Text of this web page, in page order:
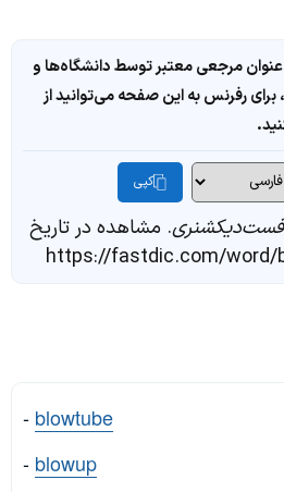
مرجعی معتبر توسط دانشگاه‌ها و
رفرنس به این صفحه می‌توانید از
کپی
فست‌دیکشنری. مشاهده در تاریخ
- blowtube
- blowup